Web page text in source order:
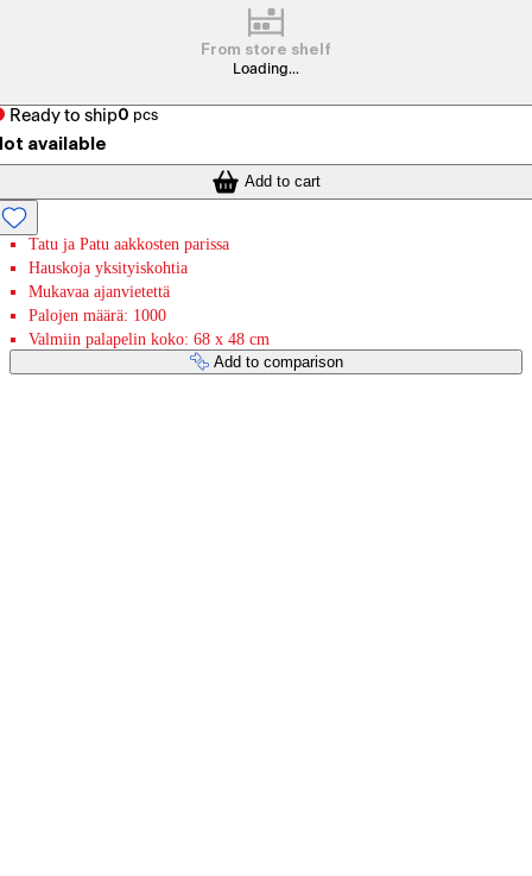
From store shelf
Loading...
Ready to ship0 pcs
available
Add to cart
Tatu ja Patu aakkosten parissa
Hauskoja yksityiskohtia
Mukavaa ajanvietettä
Palojen määrä: 1000
Valmiin palapelin koko: 68 x 48 cm
Add to comparison